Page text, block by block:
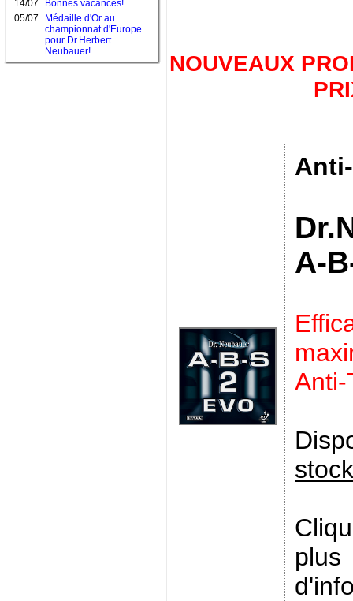
14/07
Bonnes vacances!
05/07
Médaille d'Or au
championnat d'Europe
pour Dr.Herbert
Neubauer!
NOUVEAUX
A-
Anti-
stock
plus